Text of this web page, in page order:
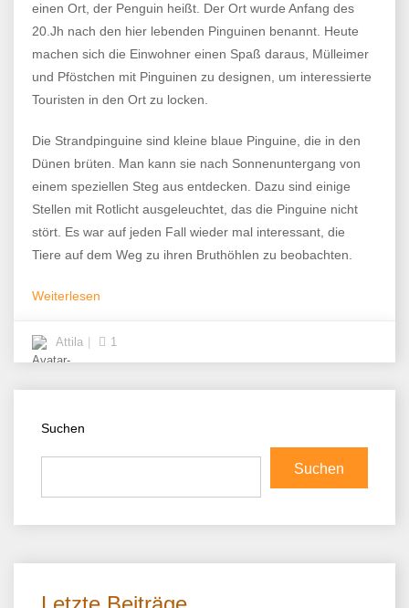
einen Ort, der Penguin heißt. Der Ort wurde Anfang des
20.Jh nach den hier lebenden Pinguinen benannt. Heute
machen sich die Einwohner einen Spaß daraus, Mülleimer
und Pföstchen mit Pinguinen zu designen, um interessierte
Touristen in den Ort zu locken.
Die Strandpinguine sind kleine blaue Pinguine, die in den
Dünen brüten. Man kann sie nach Sonnenuntergang von
einem speziellen Steg aus entdecken. Dazu sind einige
Stellen mit Rotlicht ausgeleuchtet, das die Pinguine nicht
stört. Es war auf jeden Fall wieder mal interessant, die
Tiere auf dem Weg zu ihren Bruthöhlen zu beobachten.
Weiterlesen
Attila 1
Suchen
Suchen